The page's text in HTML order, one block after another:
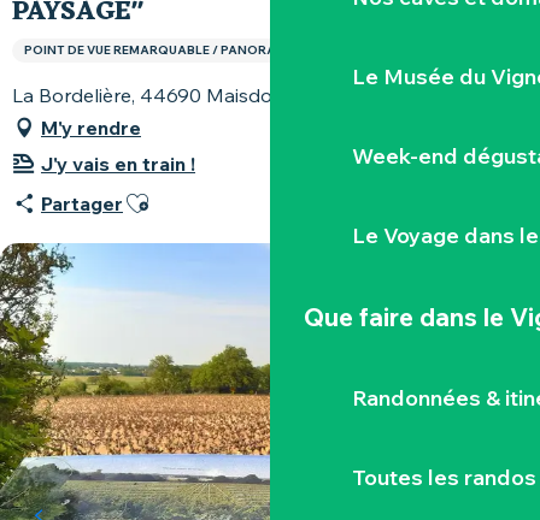
Le Musée du
Week-end
Le Voyage dans
Que faire dans le
Randonnées &
Toutes les randos
PAYSAGE"
POINT DE VUE REMARQUABLE / PANORAMA / POINT CULMINANT
La Bordelière, 44690 Maisdon-sur-Sèvre
M'y rendre
J'y vais en train !
Partager Ajouter aux favoris